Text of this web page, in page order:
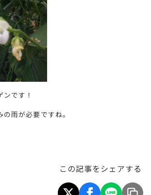
です！
雨が必要ですね。
この記事をシェアする